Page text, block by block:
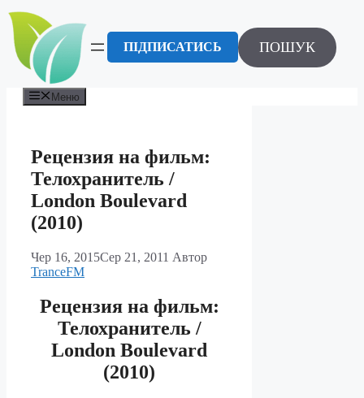
Перейти
до
вмісту
ПІДПИСАТИСЬ ПОШУК
Меню
Рецензия на фильм:
Телохранитель /
London Boulevard
(2010)
Чер 16, 2015Сер 21, 2011 Автор
TranceFM
Рецензия на фильм:
Телохранитель /
London Boulevard
(2010)